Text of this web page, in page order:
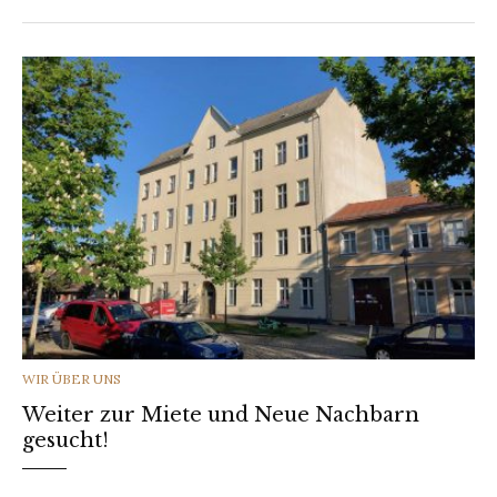
CATEGORIES
WIR ÜBER UNS
Weiter zur Miete und Neue Nachbarn
gesucht!